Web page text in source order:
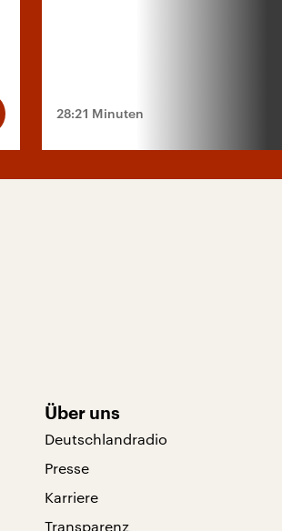
28:21 Minuten
Über uns
Deutschlandradio
Presse
Karriere
Transparenz